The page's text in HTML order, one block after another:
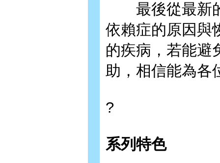
最後從最新的
依賴症的原因與
的疾病，若能避
助，相信能為各
?
系列特色